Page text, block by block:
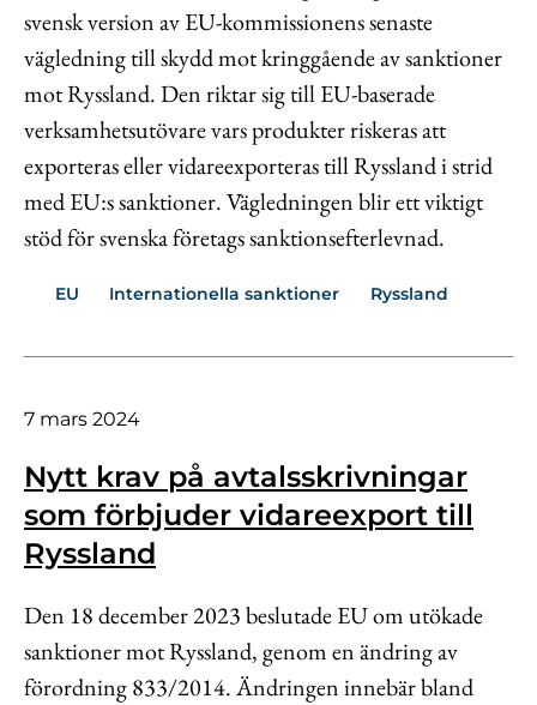
svensk version av EU-kommissionens senaste
vägledning till skydd mot kringgående av sanktioner
mot Ryssland. Den riktar sig till EU-baserade
verksamhetsutövare vars produkter riskeras att
exporteras eller vidareexporteras till Ryssland i strid
med EU:s sanktioner. Vägledningen blir ett viktigt
stöd för svenska företags sanktionsefterlevnad.
EU Internationella sanktioner Ryssland
7 mars 2024
Nytt krav på avtalsskrivningar
som förbjuder vidareexport till
Ryssland
Den 18 december 2023 beslutade EU om utökade
sanktioner mot Ryssland, genom en ändring av
förordning 833/2014. Ändringen innebär bland